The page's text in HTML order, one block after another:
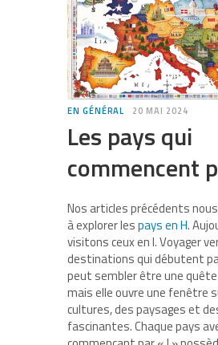
EN GÉNÉRAL 20 MAI 2024
Les pays qui
commencent
Nos articles précédents
à explorer lespays en H.
visitons ceux en I. Voyager
destinations qui débutent
peut sembler être une
mais elle ouvre une fenêtre
cultures, des paysages et
fascinantes. Chaque pays